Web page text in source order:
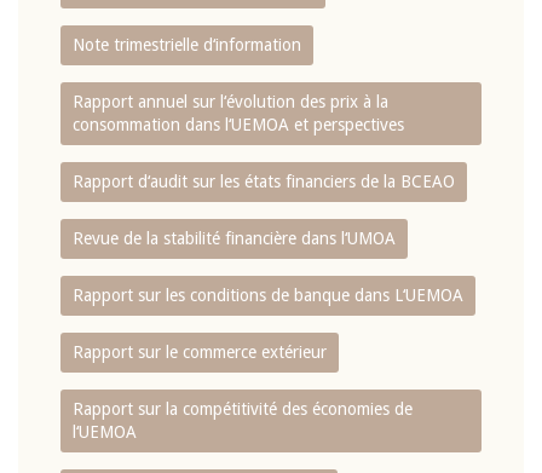
Note trimestrielle d‘information
Rapport annuel sur l‘évolution des prix à la
consommation dans l‘UEMOA et perspectives
Rapport d‘audit sur les états financiers de la BCEAO
Revue de la stabilité financière dans l‘UMOA
Rapport sur les conditions de banque dans L‘UEMOA
Rapport sur le commerce extérieur
Rapport sur la compétitivité des économies de
l‘UEMOA